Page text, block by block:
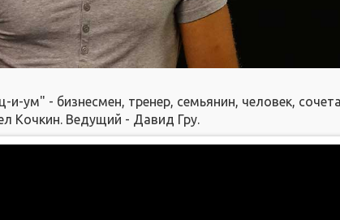
и-ум" - бизнесмен, тренер, семьянин, человек,
Кочкин. Ведущий - Давид Гру.